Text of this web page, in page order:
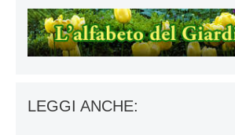
LEGGI ANCHE: